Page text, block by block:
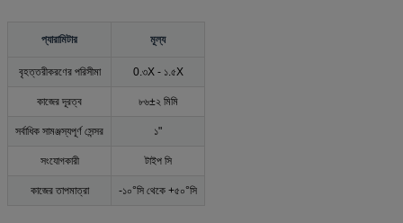
প্যারামিটার মূল্য
বৃহত্তরীকরণের পরিসীমা 0.৩X - ১.৫X
কাজের দূরত্ব ৮৬±২ মিমি
সর্বাধিক সামঞ্জস্যপূর্ণ সেন্সর ১"
সংযোগকারী টাইপ সি
কাজের তাপমাত্রা -১০°সি থেকে +৫০°সি